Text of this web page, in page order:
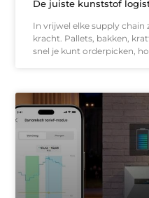
De juiste kunststof
In vrijwel elke supply chain
kracht. Pallets, bakken,
snel je kunt orderpicken,